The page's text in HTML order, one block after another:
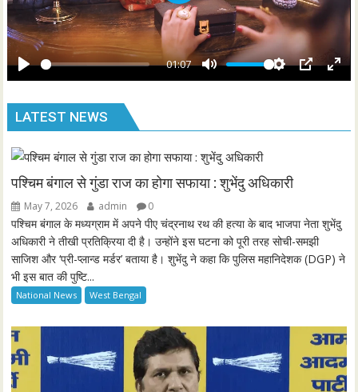
e
e
P
l
a
01:07
M
S
n
s
P
E
l
s
e
n
l
a
y
LATEST NEWS
पश्चिम बंगाल से गुंडा राज का होगा सफाया : शुभेंदु अधिकारी
May 7, 2026 admin 0
पश्चिम बंगाल के मध्यग्राम में अपने पीए चंद्रनाथ रथ की हत्या के बाद भाजपा नेता शुभेंदु
अधिकारी ने तीखी प्रतिक्रिया दी है। उन्होंने इस घटना को पूरी तरह सोची-समझी
साजिश और ‘प्री-प्लान्ड मर्डर’ बताया है। शुभेंदु ने कहा कि पुलिस महानिदेशक (DGP) ने
भी इस बात की पुष्टि...
National News West Bengal